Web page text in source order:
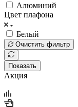
Алюминий
Цвет плафона
Белый
Очистить фильтр
Показать
Акция